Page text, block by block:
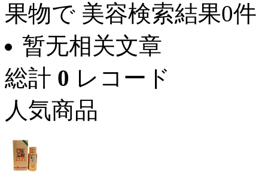
果物で 美容検索結果0件
暂无相关文章
総計 0 レコード
人気商品